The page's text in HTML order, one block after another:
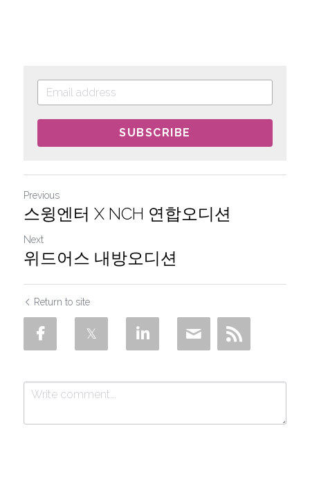
SUBSCRIBE
Previous
스윙엔터 X NCH 연합오디션
Next
위드어스 내방오디션
Return to site